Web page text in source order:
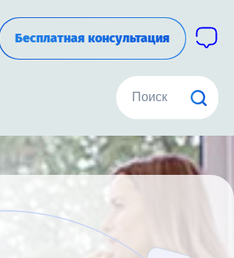
Бесплатная консультация